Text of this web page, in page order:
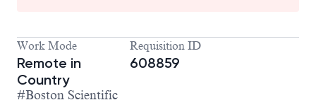
Work Mode
Remote in
Country
Requisition ID
608859
#Boston Scientific